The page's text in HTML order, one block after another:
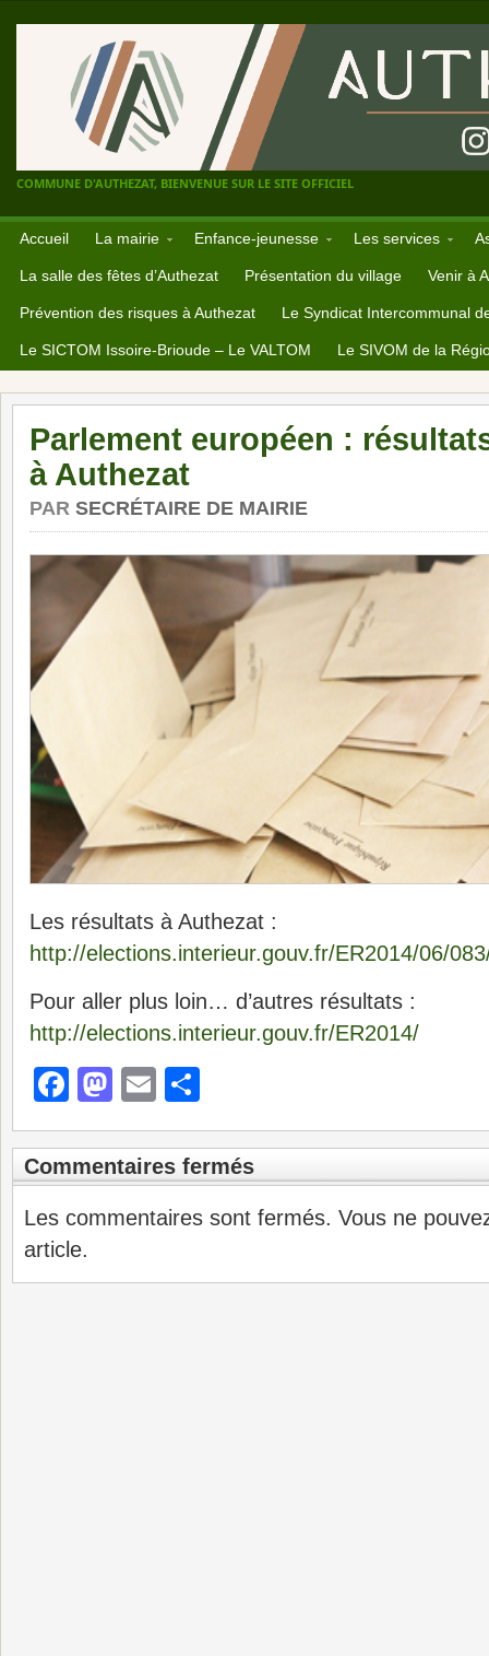
COMMUNE D'AUTHEZAT, BIENVENUE SUR LE SITE OFFICIEL
Accueil La mairie Enfance-jeunesse Les services
La salle des fêtes d’Authezat Présentation du village Venir à
Prévention des risques à Authezat Le Syndicat Intercommunal
Le SICTOM Issoire-Brioude – Le VALTOM Le SIVOM de la
Parlement européen :
à Authezat
PAR SECRÉTAIRE DE MAIRIE
Les résultats à Authezat :
http://elections.interieur.gouv.fr/ER2014/06/
Pour aller plus loin… d’autres résultats :
http://elections.interieur.gouv.fr/ER2014/
Facebook
Mastodon
Email
Commentaires fermés
Les commentaires sont fermés. Vous ne
article.